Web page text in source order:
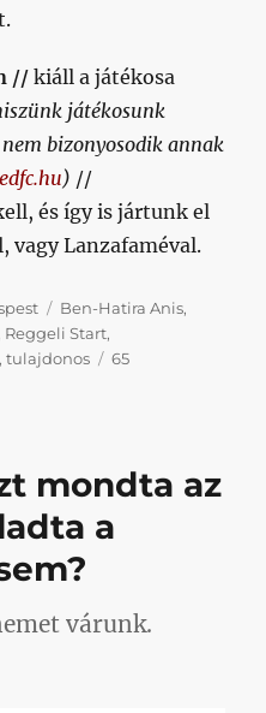
//kiáll a játékosa
játékosunk
bizonyosodik annak
) //
és így is jártunk el
vagy Lanzafaméval.
Címke
Ben-Hatira Anis,
Reggeli Start,
,tulajdonos
65
mondta az
a
várunk.